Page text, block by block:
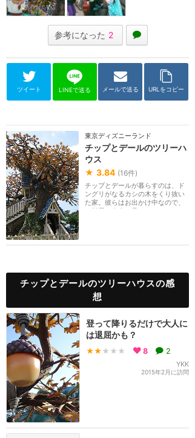
参考になった 2
ツイート LINEで送る メールで送る URLをコピー
東京ディズニーランド
チップとデールのツリーハ
ウス
★ 3.84 (16件)
チップとデールが暮らすのは、ド
ングリがなるカシの木をくり抜い
た家。彼らはお出かけ中なので、
お部屋を自由に見...
チップとデールのツリーハウスの感
想
登って降りるだけで大人に
は退屈かも？
★★ ★★★ 8 2
YKK
2015年2月に訪問